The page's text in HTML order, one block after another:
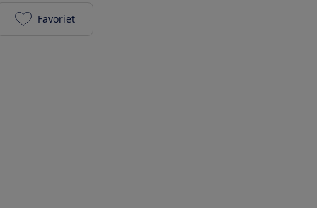
Favoriet